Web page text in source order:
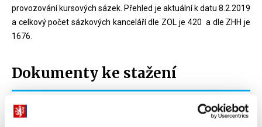
provozování kursových sázek. Přehled je aktuální k datu 8.2.2019
a celkový počet sázkových kanceláří dle ZOL je 420 a dle ZHH je
1676.
Dokumenty ke stažení